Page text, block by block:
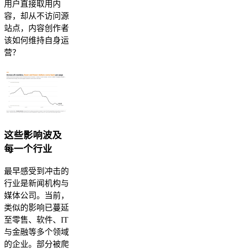
用户直接取用内
容，却从不访问源
站点，内容创作者
该如何维持自身运
营？
这些影响波及
每一个行业
最早感受到冲击的
行业是新闻机构与
媒体公司。当前，
类似的影响已蔓延
至零售、软件、IT
与金融等多个领域
的企业。部分被爬